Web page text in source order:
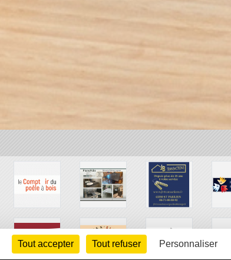
Tout accepter Tout refuser Personnaliser